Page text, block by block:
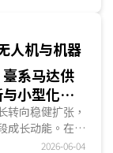
合，建立更直
串连整车功能服
人机与机器
系马达供
小型化设
转向稳健扩张，
成长动能。在企
带动下，无人机
2026-06-04